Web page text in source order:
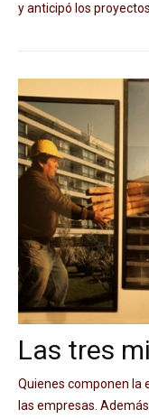
y anticipó los
Las tres
Quienes componen la
las empresas.